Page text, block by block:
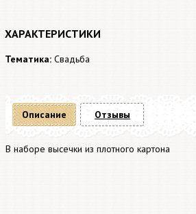
ХАРАКТЕРИСТИКИ
Тематика: Свадьба
Описание
В наборе высечки из плотного картона
Отзывы